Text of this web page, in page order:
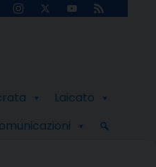
Instagram
X
YouTube
Feed
Laicato